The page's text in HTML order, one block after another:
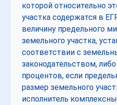
которой относительно
участка содержатся в
величину предельного
земельного участка,
соответствии с
законодательством,
процентов, если
размер земельного
исполнитель